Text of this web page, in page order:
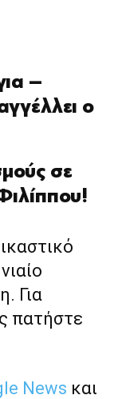
–
ο
σε
Για
πατήστε
News και